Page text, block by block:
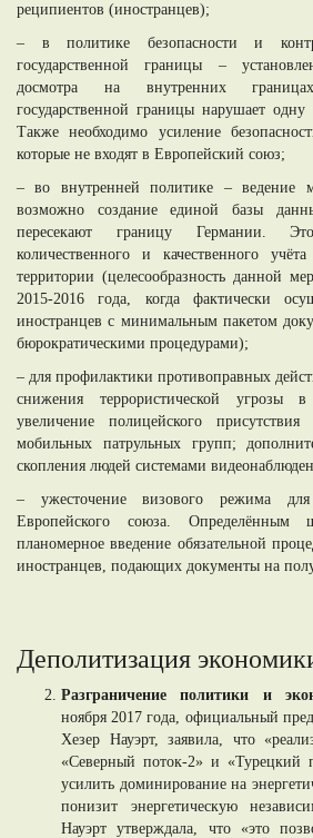
реципиентов (иностранцев);
– в политике безопасности и
государственной границы –
досмотра на внутренних
государственной границы нарушает
Также необходимо усиление
которые не входят в Европейский союз;
– во внутренней политике – ведение
возможно создание единой базы
пересекают границу Германии.
количественного и качественного
территории (целесообразность данной
2015-2016 года, когда фактически
иностранцев с минимальным пакетом
бюрократическими процедурами);
– для профилактики противоправных
снижения террористической угрозы
увеличение полицейского
мобильных патрульных групп;
скопления людей системами
– ужесточение визового режима
Европейского союза. Определённым
планомерное введение обязательной
иностранцев, подающих документы на
Деполитизация
Разграничение политики и
ноября 2017 года, официальный
Хезер Науэрт, заявила, что
«Северный поток-2» и «Турецкий
усилить доминирование на
понизит энергетическую
Науэрт утверждала, что «это